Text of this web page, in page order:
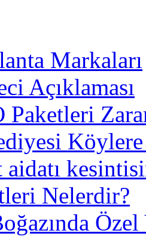
Markaları
Açıklaması
Paketleri
Nelerdir?